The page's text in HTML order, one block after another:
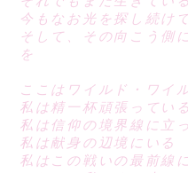
今もなお光を探し続け
そして、その向こう側
を
ここはワイルド・ワイ
私は精一杯頑張っている
私は信仰の境界線に立
私は献身の辺境にいる
私はこの戦いの最前線